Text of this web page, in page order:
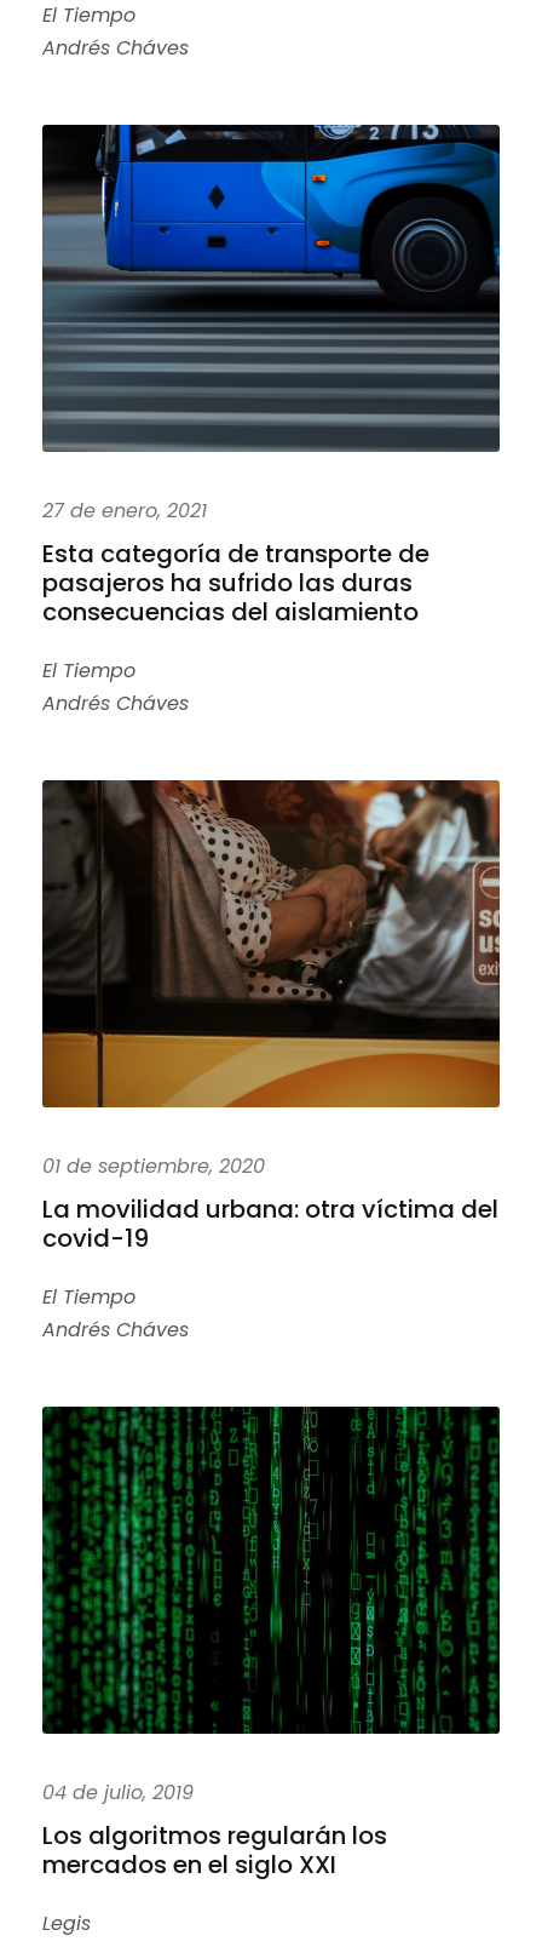
El Tiempo
Andrés Cháves
27 de enero, 2021
Esta categoría de transporte de
pasajeros ha sufrido las duras
consecuencias del aislamiento
El Tiempo
Andrés Cháves
01 de septiembre, 2020
La movilidad urbana: otra víctima del
covid-19
El Tiempo
Andrés Cháves
04 de julio, 2019
Los algoritmos regularán los
mercados en el siglo XXI
Legis